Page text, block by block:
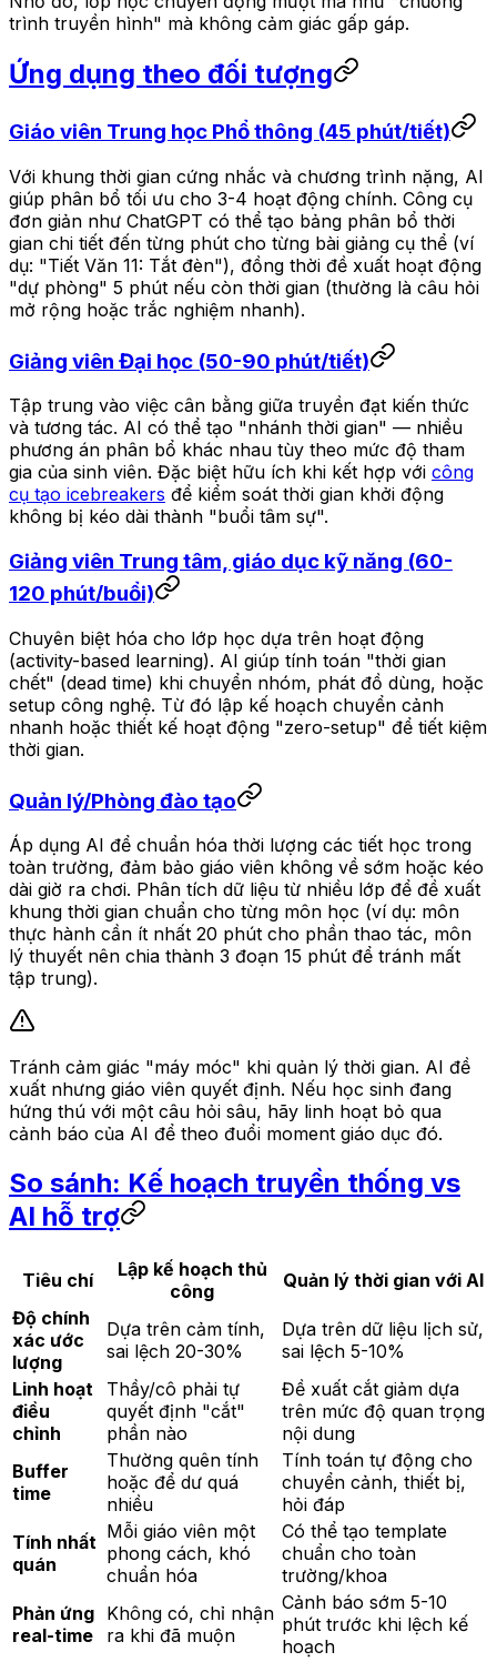
trình truyền hình" mà không cảm giác gấp gáp.
Ứng dụng theo đối tượng
Giáo viên Trung học Phổ thông (45 phút/tiết)
Với khung thời gian cứng nhắc và chương trình nặng, AI
giúp phân bổ tối ưu cho 3-4 hoạt động chính. Công cụ
đơn giản như ChatGPT có thể tạo bảng phân bổ thời
gian chi tiết đến từng phút cho từng bài giảng cụ thể (ví
dụ: "Tiết Văn 11: Tắt đèn"), đồng thời đề xuất hoạt động
"dự phòng" 5 phút nếu còn thời gian (thường là câu hỏi
mở rộng hoặc trắc nghiệm nhanh).
Giảng viên Đại học (50-90 phút/tiết)
Tập trung vào việc cân bằng giữa truyền đạt kiến thức
và tương tác. AI có thể tạo "nhánh thời gian" — nhiều
phương án phân bổ khác nhau tùy theo mức độ tham
gia của sinh viên. Đặc biệt hữu ích khi kết hợp với công
cụ tạo icebreakers để kiểm soát thời gian khởi động
không bị kéo dài thành "buổi tâm sự".
Giảng viên Trung tâm, giáo dục kỹ năng (60-
120 phút/buổi)
Chuyên biệt hóa cho lớp học dựa trên hoạt động
(activity-based learning). AI giúp tính toán "thời gian
chết" (dead time) khi chuyển nhóm, phát đồ dùng, hoặc
setup công nghệ. Từ đó lập kế hoạch chuyển cảnh
nhanh hoặc thiết kế hoạt động "zero-setup" để tiết kiệm
thời gian.
Quản lý/Phòng đào tạo
Áp dụng AI để chuẩn hóa thời lượng các tiết học trong
toàn trường, đảm bảo giáo viên không về sớm hoặc kéo
dài giờ ra chơi. Phân tích dữ liệu từ nhiều lớp để đề xuất
khung thời gian chuẩn cho từng môn học (ví dụ: môn
thực hành cần ít nhất 20 phút cho phần thao tác, môn
lý thuyết nên chia thành 3 đoạn 15 phút để tránh mất
tập trung).
Tránh cảm giác "máy móc" khi quản lý thời gian. AI đề
xuất nhưng giáo viên quyết định. Nếu học sinh đang
hứng thú với một câu hỏi sâu, hãy linh hoạt bỏ qua
cảnh báo của AI để theo đuổi moment giáo dục đó.
So sánh: Kế hoạch truyền thống vs
AI hỗ trợ
Tiêu chí
Lập kế hoạch thủ
công
Quản lý thời gian với AI
Độ chính
xác ước
lượng
Dựa trên cảm tính,
sai lệch 20-30%
Dựa trên dữ liệu lịch sử,
sai lệch 5-10%
Linh hoạt
điều
chỉnh
Thầy/cô phải tự
quyết định "cắt"
phần nào
Đề xuất cắt giảm dựa
trên mức độ quan trọng
nội dung
Buffer
time
Thường quên tính
hoặc để dư quá
nhiều
Tính toán tự động cho
chuyển cảnh, thiết bị,
hỏi đáp
Tính nhất
quán
Mỗi giáo viên một
phong cách, khó
chuẩn hóa
Có thể tạo template
chuẩn cho toàn
trường/khoa
Phản ứng
real-time
Không có, chỉ nhận
ra khi đã muộn
Cảnh báo sớm 5-10
phút trước khi lệch kế
hoạch